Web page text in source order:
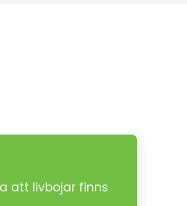
att livbojar finns